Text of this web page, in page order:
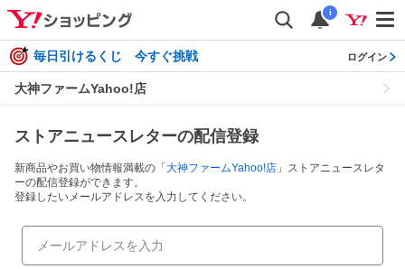
i
毎日引けるくじ 今すぐ挑戦 ログイン
大神ファームYahoo!店
ストアニュースレターの配信登録
新商品やお買い物情報満載の「 大神ファームYahoo!店 」ストアニュースレタ
ーの配信登録ができます。
登録したいメールアドレスを入力してください。